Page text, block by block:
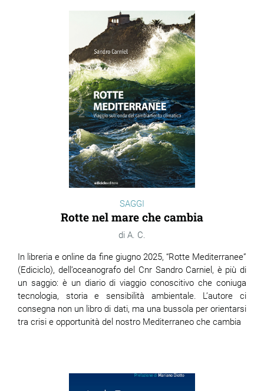
SAGGI
Rotte nel mare che cambia
A. C.
In libreria e online da fine giugno 2025, “Rotte Mediterranee”
(Ediciclo), dell’oceanografo del Cnr Sandro Carniel, è più di
un saggio: è un diario di viaggio conoscitivo che coniuga
tecnologia, storia e sensibilità ambientale. L’autore ci
consegna non un libro di dati, ma una bussola per orientarsi
tra crisi e opportunità del nostro Mediterraneo che cambia